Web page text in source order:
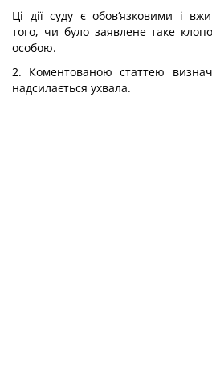
Ці дії суду є обов‘язковими і
того, чи було заявлене таке
особою.
2. Коментованою статтею
надсилається ухвала.